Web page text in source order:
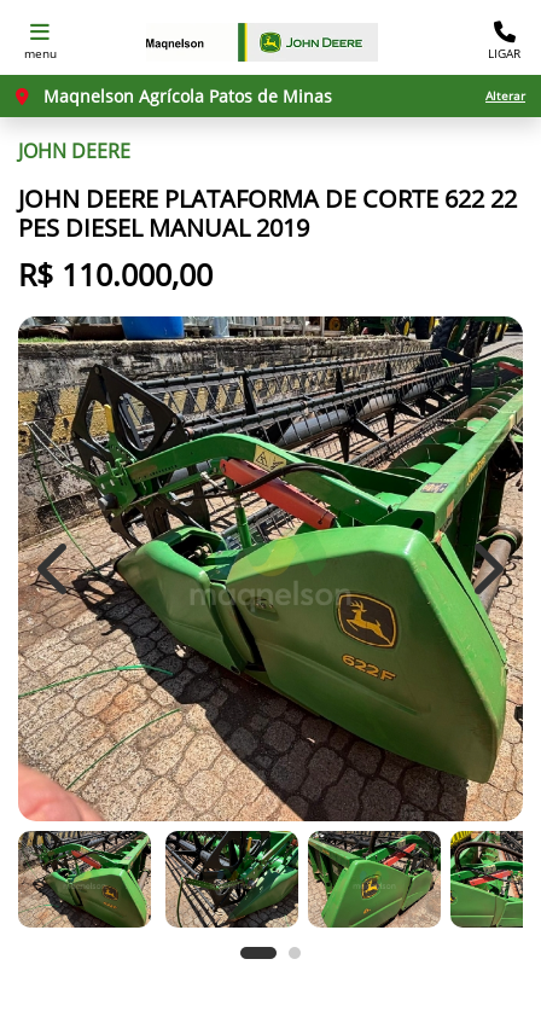
menu LIGAR
Maqnelson Agrícola Patos de Minas Alterar
JOHN DEERE
JOHN DEERE PLATAFORMA DE CORTE 622 22
PES DIESEL MANUAL 2019
R$ 110.000,00
Previous Next